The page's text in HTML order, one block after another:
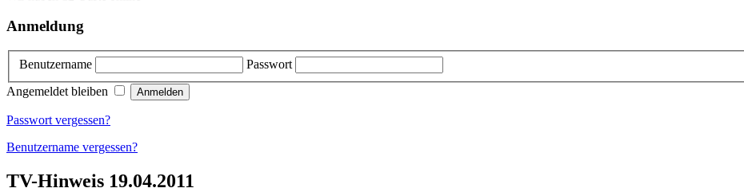
Anmeldung
Benutzername
Passwort
Angemeldet bleiben
Passwort vergessen?
Benutzername vergessen?
TV-Hinweis 19.04.2011